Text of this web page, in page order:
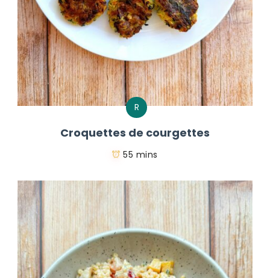
R
Croquettes de courgettes
55 mins